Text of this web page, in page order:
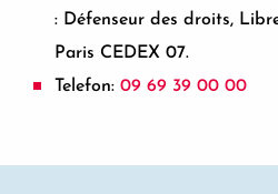
: Défenseur des droits,
Paris CEDEX 07.
Telefon: 09 69 39 00 00